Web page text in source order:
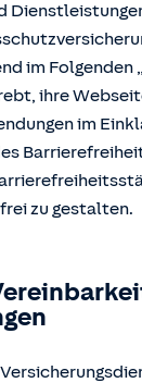
im Folgenden
ihre
im
zu gestalten.